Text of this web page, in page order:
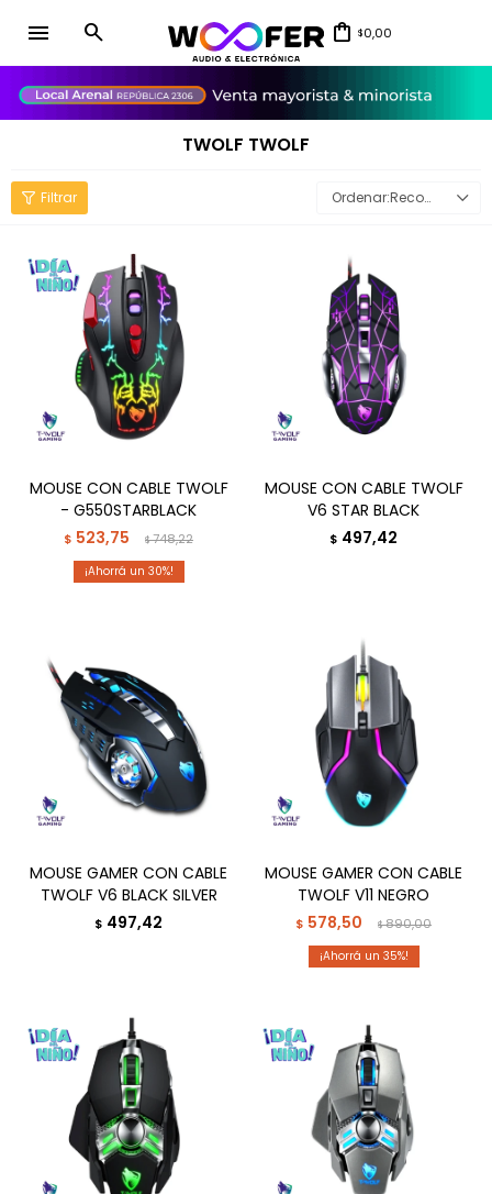
menu $0,00
TWOLF TWOLF
Recomendados
MOUSE CON CABLE TWOLF
- G550STARBLACK
$ 523,75 $748,22
30
MOUSE CON CABLE TWOLF
V6 STAR BLACK
$ 497,42
MOUSE GAMER CON CABLE
TWOLF V6 BLACK SILVER
$ 497,42
MOUSE GAMER CON CABLE
TWOLF V11 NEGRO
$ 578,50 $890,00
35
close